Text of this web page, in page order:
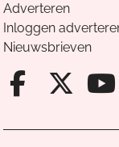
Adverteren
Inloggen
Nieuwsbrieven
X